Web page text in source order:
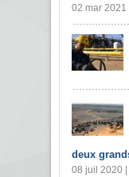
02 mar 2021 |
deux
08 juil 2020 |